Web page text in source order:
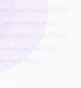
ons strategische
prijsbepaling,
wat leidt
van dit plan
verkoop.